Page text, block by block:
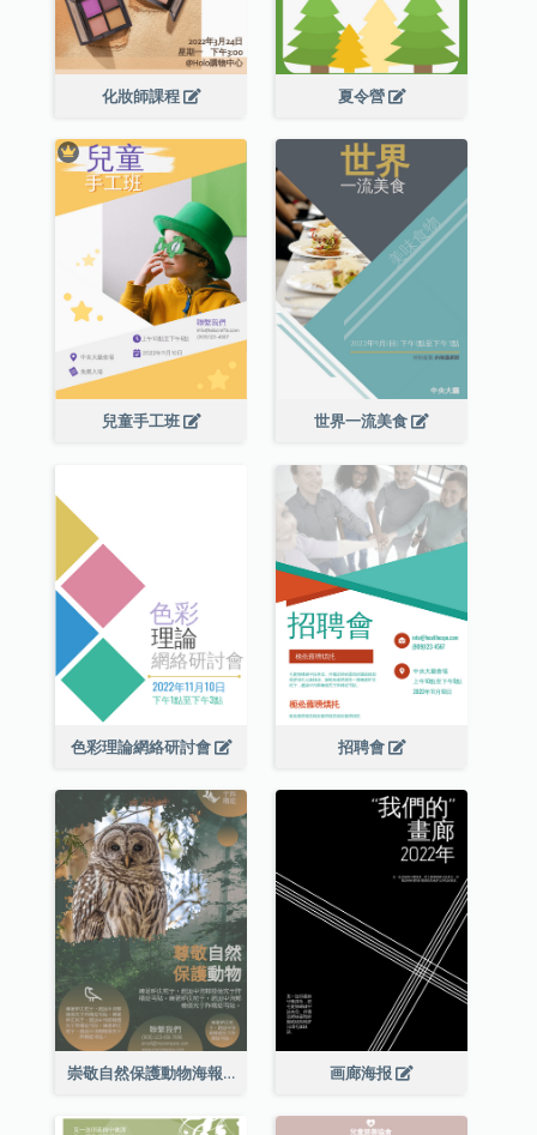
化妝師課程 夏令營
兒童手工班 世界一流美食
色彩理論網絡研討會 招聘會
崇敬自然保護動物海報 画廊海报